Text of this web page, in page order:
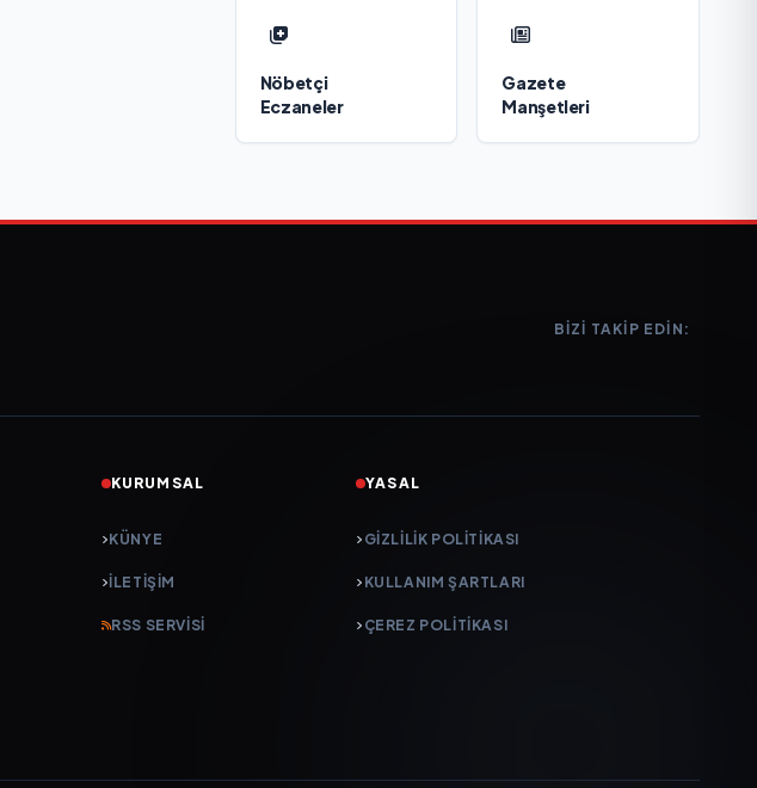
Nöbetçi
Eczaneler
Gazete
Manşetleri
BIZI TAKIP EDIN:
KURUMSAL
KÜNYE
İLETIŞIM
RSS SERVISI
YASAL
GIZLILIK POLITIKASI
KULLANIM ŞARTLARI
ÇEREZ POLITIKASI